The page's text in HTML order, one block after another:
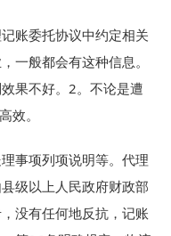
账委托协议中约定相关
一般都会有这种信息。
果不好。2。不论是遭
效。
事项列项说明等。代理
级以上人民政府财政部
没有任何地反抗，记账